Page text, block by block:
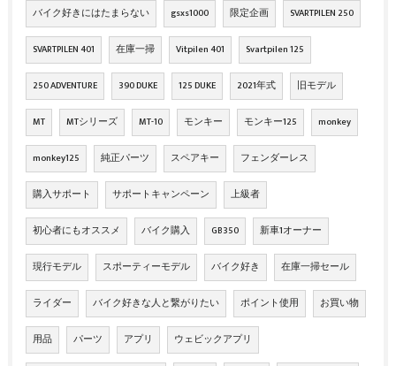
バイク好きにはたまらない gsxs1000 限定企画 SVARTPILEN 250
SVARTPILEN 401 在庫一掃 Vitpilen 401 Svartpilen 125
250 ADVENTURE 390 DUKE 125 DUKE 2021年式 旧モデル
MT MTシリーズ MT-10 モンキー モンキー125 monkey
monkey125 純正パーツ スペアキー フェンダーレス
購入サポート サポートキャンペーン 上級者
初心者にもオススメ バイク購入 GB350 新車1オーナー
現行モデル スポーティーモデル バイク好き 在庫一掃セール
ライダー バイク好きな人と繋がりたい ポイント使用 お買い物
用品 パーツ アプリ ウェビックアプリ